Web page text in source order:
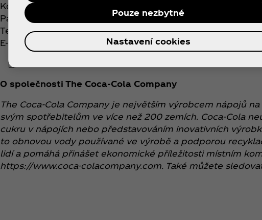
Kontakt pro média:
Pavla Pokorná | FleishmanHillard
Telefon: +420 777 228 276
E-mail:
pokorna@fleishman.com
O společnosti The Coca‑Cola Company
The Coca‑Cola Company je největším výrobcem nápojů
svým spotřebitelům ve více než 200 zemích. Coca‑Cola
cukru v nápojích nebo představováním inovativních
to obnovou vody používané ve výrobě a podporou
lidí a pomáhá přinášet ekonomické příležitosti místním
https://www.coca-colacompany.com. Také můžete
Pouze nezbytné
Nastavení cookies